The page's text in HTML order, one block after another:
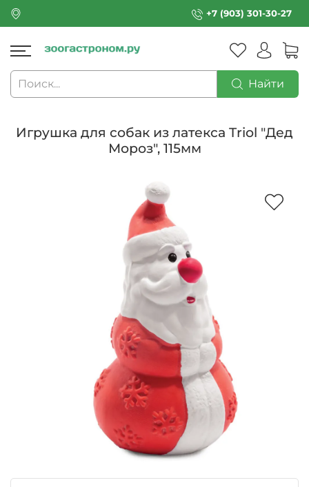
+7 (903) 301-30-27
Найти
Игрушка для собак из латекса Triol "Дед
Мороз", 115мм